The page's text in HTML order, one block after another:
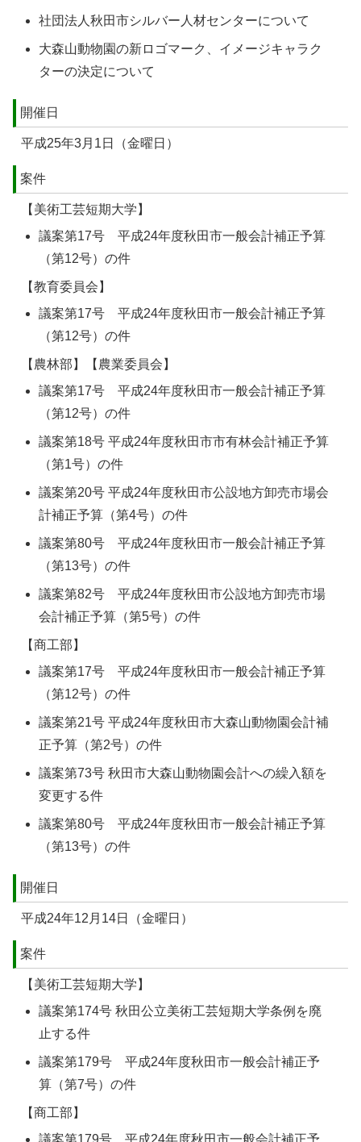
社団法人秋田市シルバー人材センターについて
大森山動物園の新ロゴマーク、イメージキャラク
ターの決定について
開催日
平成25年3月1日（金曜日）
案件
【美術工芸短期大学】
議案第17号 平成24年度秋田市一般会計補正予算
（第12号）の件
【教育委員会】
議案第17号 平成24年度秋田市一般会計補正予算
（第12号）の件
【農林部】【農業委員会】
議案第17号 平成24年度秋田市一般会計補正予算
（第12号）の件
議案第18号 平成24年度秋田市市有林会計補正予算
（第1号）の件
議案第20号 平成24年度秋田市公設地方卸売市場会
計補正予算（第4号）の件
議案第80号 平成24年度秋田市一般会計補正予算
（第13号）の件
議案第82号 平成24年度秋田市公設地方卸売市場
会計補正予算（第5号）の件
【商工部】
議案第17号 平成24年度秋田市一般会計補正予算
（第12号）の件
議案第21号 平成24年度秋田市大森山動物園会計補
正予算（第2号）の件
議案第73号 秋田市大森山動物園会計への繰入額を
変更する件
議案第80号 平成24年度秋田市一般会計補正予算
（第13号）の件
開催日
平成24年12月14日（金曜日）
案件
【美術工芸短期大学】
議案第174号 秋田公立美術工芸短期大学条例を廃
止する件
議案第179号 平成24年度秋田市一般会計補正予
算（第7号）の件
【商工部】
議案第179号 平成24年度秋田市一般会計補正予